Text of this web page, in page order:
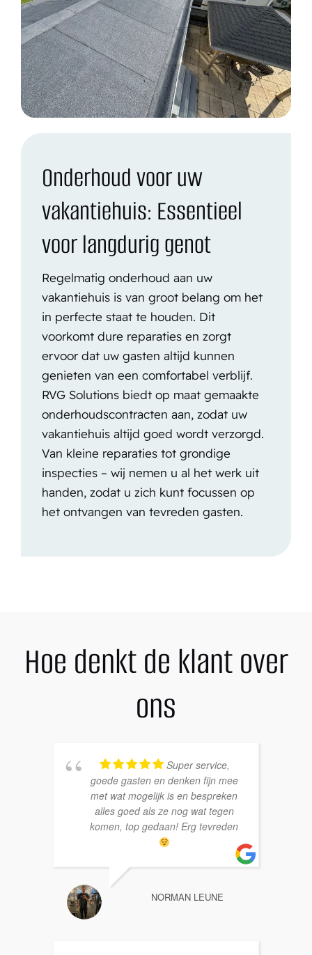
Onderhoud voor uw
vakantiehuis: Essentieel
voor langdurig genot
Regelmatig onderhoud aan uw
vakantiehuis is van groot belang om het
in perfecte staat te houden. Dit
voorkomt dure reparaties en zorgt
ervoor dat uw gasten altijd kunnen
genieten van een comfortabel verblijf.
RVG Solutions biedt op maat gemaakte
onderhoudscontracten aan, zodat uw
vakantiehuis altijd goed wordt verzorgd.
Van kleine reparaties tot grondige
inspecties – wij nemen u al het werk uit
handen, zodat u zich kunt focussen op
het ontvangen van tevreden gasten.
Hoe denkt de klant over
ons
Super service,
goede gasten en denken fijn mee
met wat mogelijk is en bespreken
alles goed als ze nog wat tegen
komen, top gedaan! Erg tevreden
NORMAN LEUNE